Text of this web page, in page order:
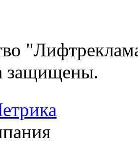
защищены.